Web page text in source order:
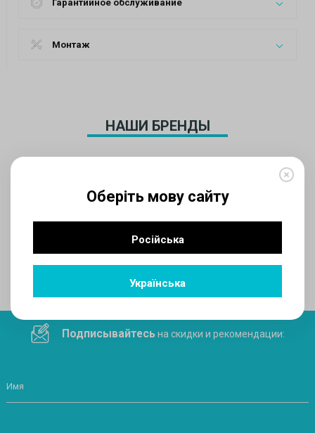
Оберіть мову сайту
Російська
Українська
Гарантийное обслуживание
Монтаж
НАШИ БРЕНДЫ
Поделитесь ссылкой в социальных сетях
Подписывайтесьна скидки и рекомендации:
Имя